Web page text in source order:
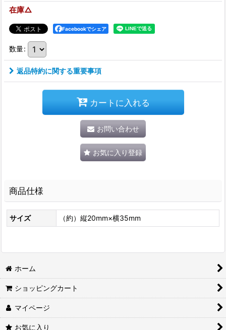
在庫△
Facebookでシェア
数量:
返品特約に関する重要事項
カートに入れる
お問い合わせ
お気に入り登録
商品仕様
サイズ （約）縦20mm×横35mm
ホーム
ショッピングカート
マイページ
お気に入り